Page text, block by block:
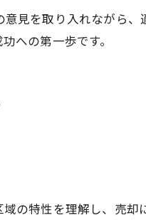
見を取り入れながら
への第一歩です。
の特性を理解し、売却